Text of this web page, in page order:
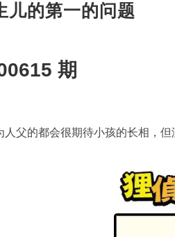
儿的第一的问题
期
父的都会很期待小孩的长相，